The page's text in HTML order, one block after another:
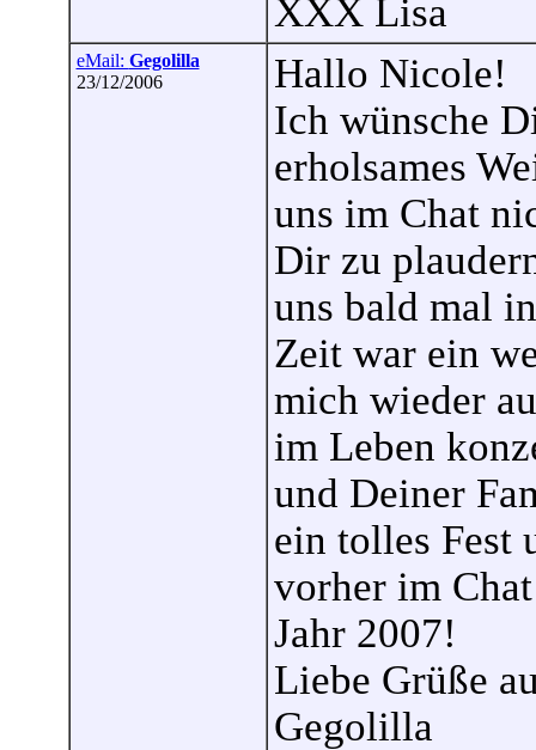
XXX Lisa
eMail: Gegolilla
23/12/2006
Hallo Nicole!
Ich wünsche
erholsames
uns im Chat
Dir zu
uns bald mal
Zeit war ein
mich wieder
im Leben
und Deiner
ein tolles Fest
vorher im
Jahr 2007!
Liebe Grüße
Gegolilla